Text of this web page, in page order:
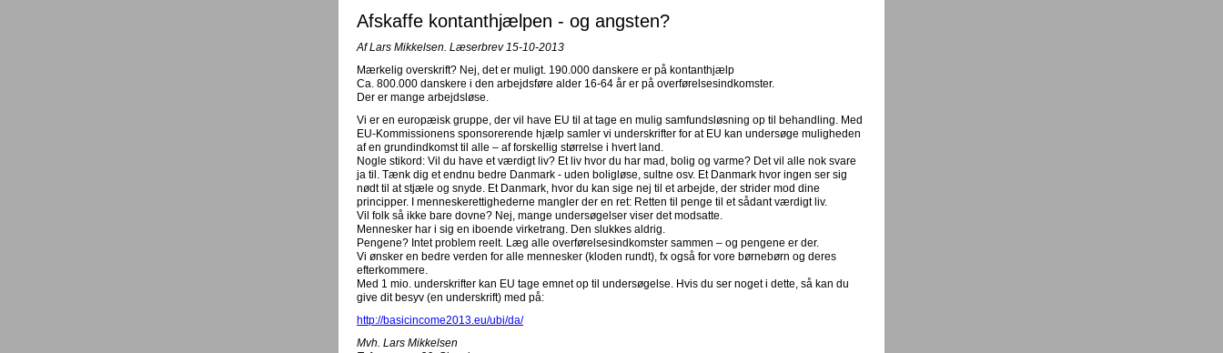
Afskaffe kontanthjælpen - og angsten?
Af Lars Mikkelsen. Læserbrev 15-10-2013
Mærkelig overskrift? Nej, det er muligt. 190.000 danskere er på kontanthjælp
Ca. 800.000 danskere i den arbejdsføre alder 16-64 år er på overførelsesindkomster.
Der er mange arbejdsløse.
Vi er en europæisk gruppe, der vil have EU til at tage en mulig samfundsløsning op til behandling. Med
EU-Kommissionens sponsorerende hjælp samler vi underskrifter for at EU kan undersøge muligheden
af en grundindkomst til alle – af forskellig størrelse i hvert land.
Nogle stikord: Vil du have et værdigt liv? Et liv hvor du har mad, bolig og varme? Det vil alle nok svare
ja til. Tænk dig et endnu bedre Danmark - uden boligløse, sultne osv. Et Danmark hvor ingen ser sig
nødt til at stjæle og snyde. Et Danmark, hvor du kan sige nej til et arbejde, der strider mod dine
principper. I menneskerettighederne mangler der en ret: Retten til penge til et sådant værdigt liv.
Vil folk så ikke bare dovne? Nej, mange undersøgelser viser det modsatte.
Mennesker har i sig en iboende virketrang. Den slukkes aldrig.
Pengene? Intet problem reelt. Læg alle overførelsesindkomster sammen – og pengene er der.
Vi ønsker en bedre verden for alle mennesker (kloden rundt), fx også for vore børnebørn og deres
efterkommere.
Med 1 mio. underskrifter kan EU tage emnet op til undersøgelse. Hvis du ser noget i dette, så kan du
give dit besyv (en underskrift) med på:
http://basicincome2013.eu/ubi/da/
Mvh. Lars Mikkelsen